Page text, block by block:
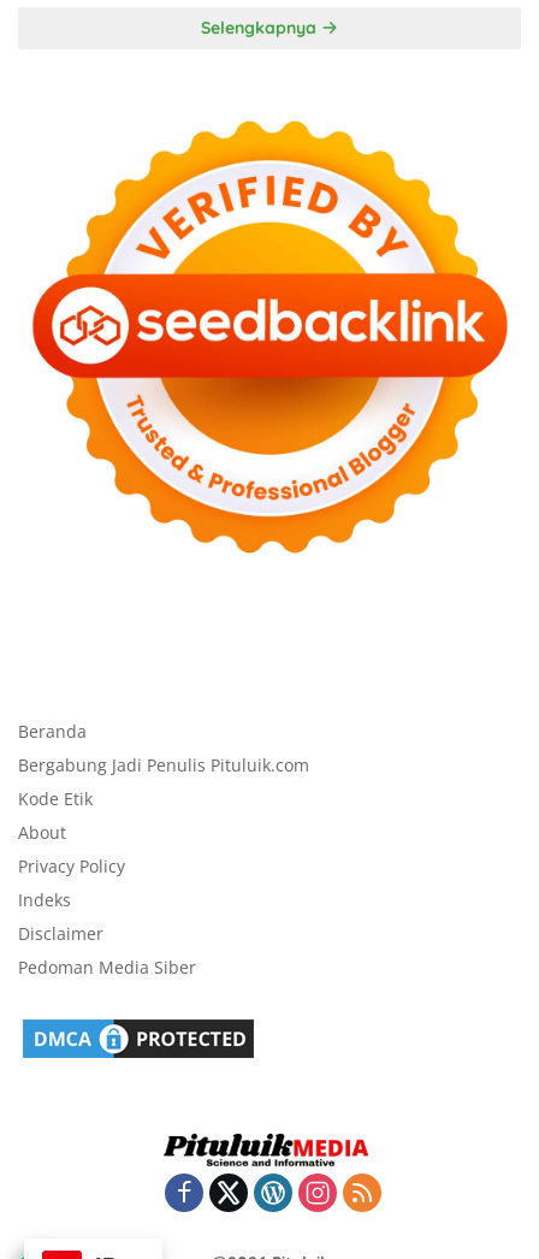
Selengkapnya
Beranda
Bergabung Jadi Penulis Pituluik.com
Kode Etik
About
Privacy Policy
Indeks
Disclaimer
Pedoman Media Siber